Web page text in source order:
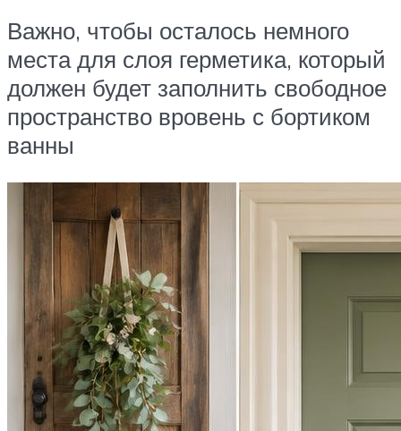
Важно, чтобы осталось немного
места для слоя герметика, который
должен будет заполнить свободное
пространство вровень с бортиком
ванны